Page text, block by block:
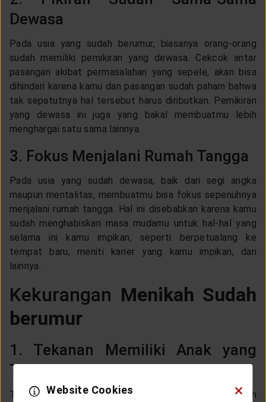
Dewasa
Pada usia yang sudah berumur, biasanya orang-orang
sudah memiliki pemikiran yang dewasa. Cekcok antar
pasangan akibat permasalahan yang sepele, akan bisa
dihindari karena kamu dan pasangan sudah paham bahwa
tak sepatutnya hal tersebut harus diributkan. Pemikiran
yang dewasa ini juga yang bakal membuatmu lebih
menghargai satu sama lainnya.
3. Fokus Menjalani Rumah Tangga
Pada usia yang sudah dewasa, baik dari segi angka
maupun mentalitas, membuatmu bisa fokus sepenuhnya
menjalani rumah tangga. Hal ini disebabkan karena kamu
sudah menghabiskan masa mudamu untuk hal-hal yang
selama ini kamu impikan, seperti berpetualang ke
tempat baru, meniti karier yang kamu impikan, dan
lainnya.
Kekurangan Menikah Sudah
berumur
1. Tekanan Memiliki Anak yang
Tinggi
Tak bisa dipungkiri kalau kekurangan menikah saat sudah
Website Cookies